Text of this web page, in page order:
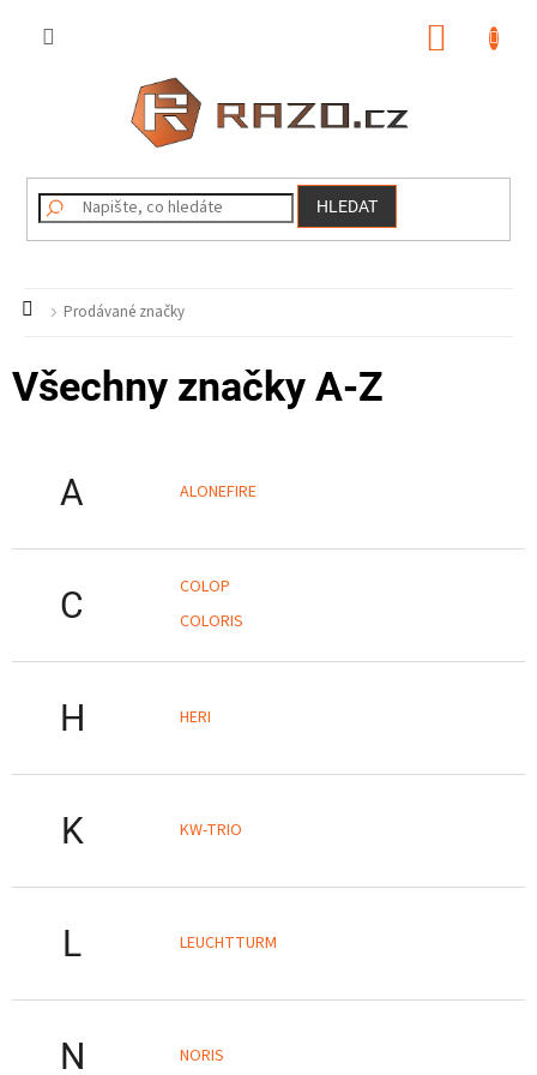
HLEDAT
DomůProdávané značky
Všechny značky A-Z
A ALONEFIRE
C
COLOP
COLORIS
H HERI
K KW-TRIO
L LEUCHTTURM
N NORIS